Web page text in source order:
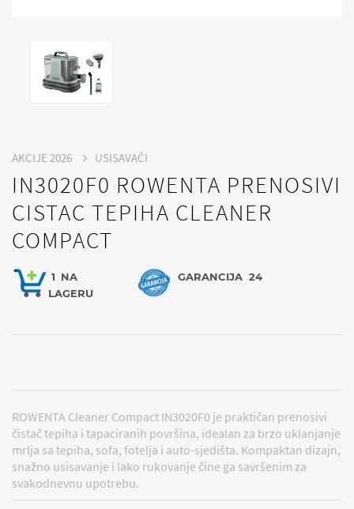
AKCIJE 2026 USISAVAČI
IN3020F0 ROWENTA PRENOSIVI
CISTAC TEPIHA CLEANER
COMPACT
1 NA
LAGERU
GARANCIJA 24
ROWENTA Cleaner Compact IN3020F0 je praktičan prenosivi
čistač tepiha i tapaciranih površina, idealan za brzo uklanjanje
mrlja sa tepiha, sofa, fotelja i auto-sjedišta. Kompaktan dizajn,
snažno usisavanje i lako rukovanje čine ga savršenim za
svakodnevnu upotrebu.